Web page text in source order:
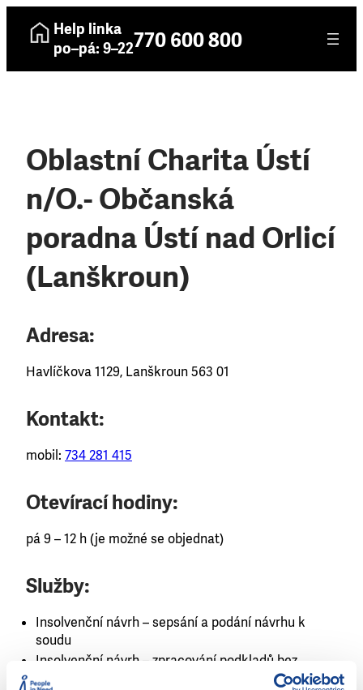
Help linka
po–pá: 9–22770 600 800
Oblastní Charita Ústí
n/O.- Občanská
poradna Ústí nad Orlicí
(Lanškroun)
Adresa:
Havlíčkova 1129, Lanškroun 563 01
Kontakt:
mobil: 734 281 415
Otevírací hodiny:
pá 9 – 12 h (je možné se objednat)
Služby:
Insolvenční návrh – sepsání a podání návrhu k
soudu
Insolvenční návrh – zpracování podkladů bez
podání návrhu